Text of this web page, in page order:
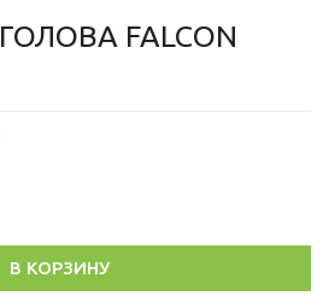
FALCON
В КОРЗИНУ